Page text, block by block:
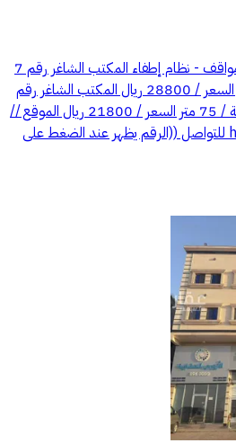
للإيجار مكاتب إدارية مكيفة - مواقف - نظام إطفاء المكتب الشاغر رقم 7
دوبلكس المساحة / 160 متر السعر / 28800 ريال المكتب الشاغر رقم
(28/29) الدور الثالث المساحة / 75 متر السعر / 21800 ريال الموقع //
http://goo.gl/maps/ru0hg للتواصل ((الرقم يظهر عند الضغط على